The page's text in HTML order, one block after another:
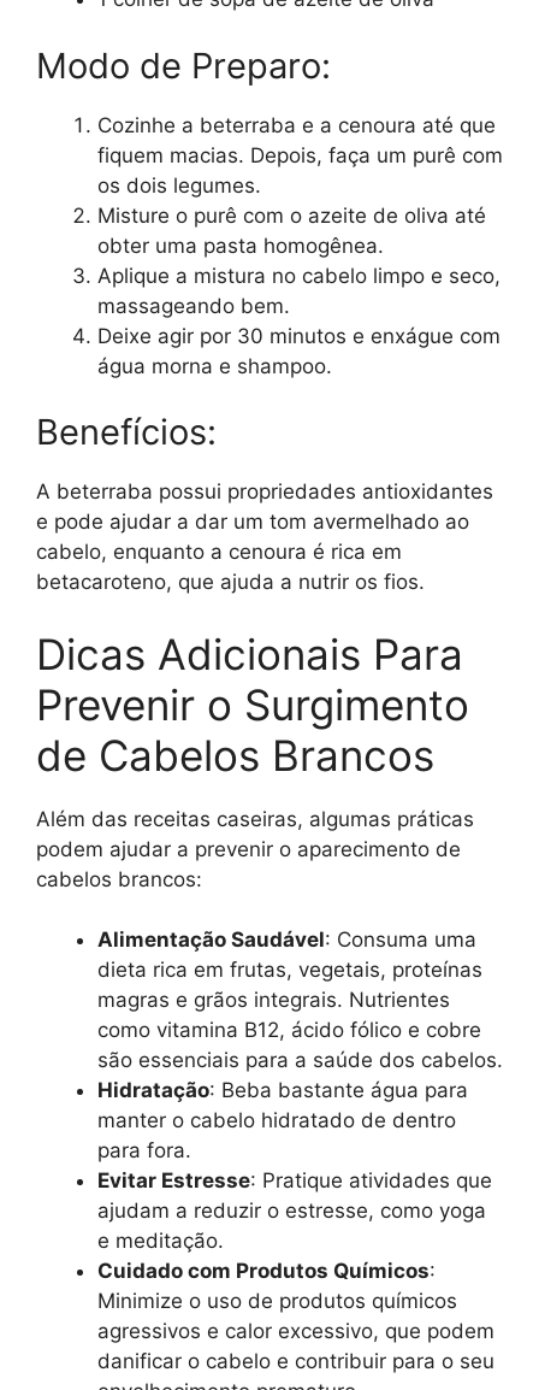
Modo de Preparo:
Cozinhe a beterraba e a cenoura até que
fiquem macias. Depois, faça um purê com
os dois legumes.
Misture o purê com o azeite de oliva até
obter uma pasta homogênea.
Aplique a mistura no cabelo limpo e seco,
massageando bem.
Deixe agir por 30 minutos e enxágue com
água morna e shampoo.
Benefícios:
A beterraba possui propriedades antioxidantes
e pode ajudar a dar um tom avermelhado ao
cabelo, enquanto a cenoura é rica em
betacaroteno, que ajuda a nutrir os fios.
Dicas Adicionais Para
Prevenir o Surgimento
de Cabelos Brancos
Além das receitas caseiras, algumas práticas
podem ajudar a prevenir o aparecimento de
cabelos brancos:
Alimentação Saudável: Consuma uma
dieta rica em frutas, vegetais, proteínas
magras e grãos integrais. Nutrientes
como vitamina B12, ácido fólico e cobre
são essenciais para a saúde dos cabelos.
Hidratação: Beba bastante água para
manter o cabelo hidratado de dentro
para fora.
Evitar Estresse: Pratique atividades que
ajudam a reduzir o estresse, como yoga
e meditação.
Cuidado com Produtos Químicos:
Minimize o uso de produtos químicos
agressivos e calor excessivo, que podem
danificar o cabelo e contribuir para o seu